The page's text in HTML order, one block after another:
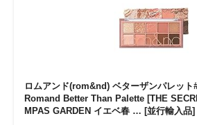
ロムアンド(rom&nd) ベターザンパレット
Romand Better Than Palette [THE
MPAS GARDEN イエベ春 … [並行輸入品]